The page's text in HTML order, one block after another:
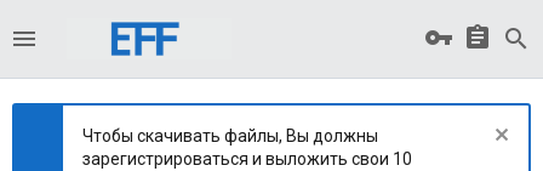
Чтобы скачивать файлы, Вы должны
зарегистрироваться и выложить свои 10